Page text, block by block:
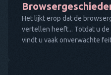
Het lijkt erop dat de
vertellen heeft... Totdat u
vindt u vaak onverwachte